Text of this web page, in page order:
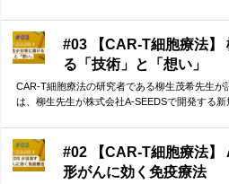
#03 【CAR-T細胞療法】
る「技術」と「想い」
CAR-T細胞療法の研究者である柳生茂希先生
は、柳生先生が株式会社A-SEEDSで開発する
#02 【CAR-T細胞療法】
形がんに効く免疫療法